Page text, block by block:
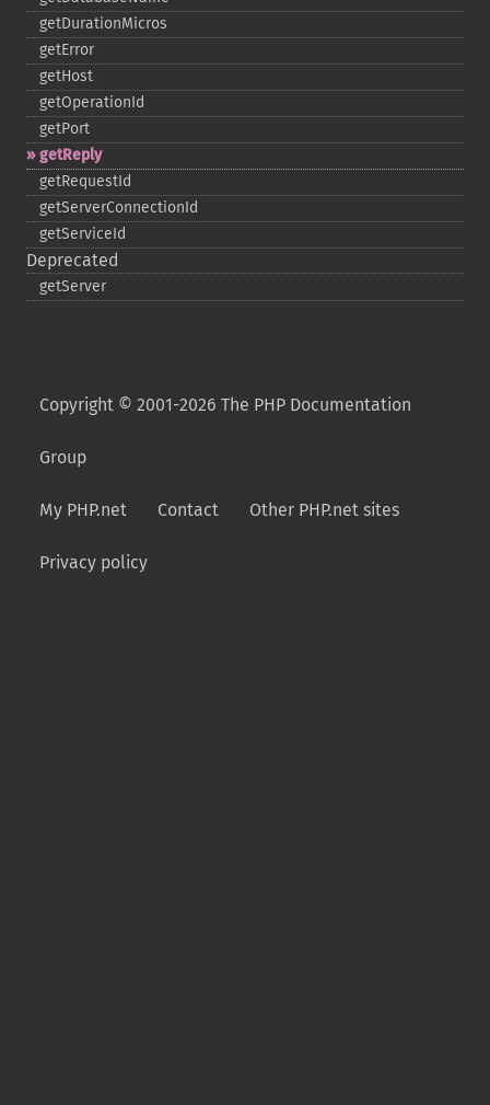
getDurationMicros
getError
getHost
getOperationId
getPort
getReply
getRequestId
getServerConnectionId
getServiceId
Deprecated
getServer
Copyright © 2001-2026 The PHP Documentation
Group
My PHP.net Contact Other PHP.net sites
Privacy policy